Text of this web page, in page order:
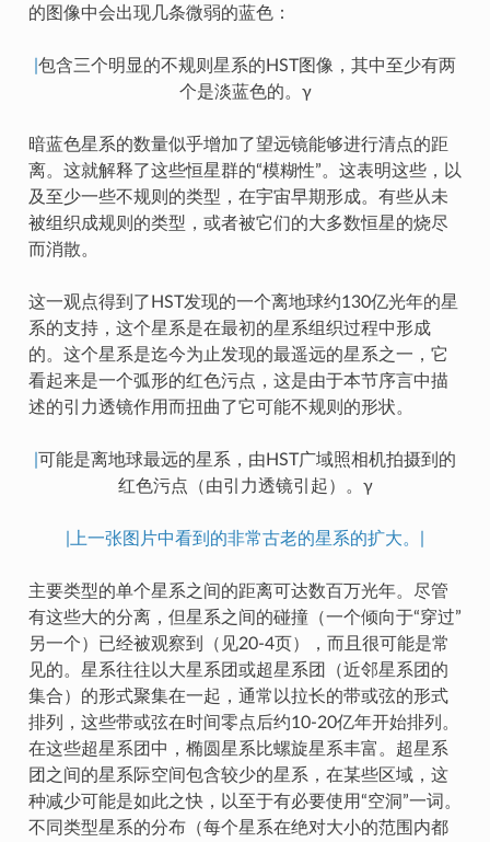
的图像中会出现几条微弱的蓝色：
包含三个明显的不规则星系的HST图像，其中至少有两
个是淡蓝色的。γ
暗蓝色星系的数量似乎增加了望远镜能够进行清点的距
离。这就解释了这些恒星群的“模糊性”。这表明这些，以
及至少一些不规则的类型，在宇宙早期形成。有些从未
被组织成规则的类型，或者被它们的大多数恒星的烧尽
而消散。
这一观点得到了HST发现的一个离地球约130亿光年的星
系的支持，这个星系是在最初的星系组织过程中形成
的。这个星系是迄今为止发现的最遥远的星系之一，它
看起来是一个弧形的红色污点，这是由于本节序言中描
述的引力透镜作用而扭曲了它可能不规则的形状。
可能是离地球最远的星系，由HST广域照相机拍摄到的
红色污点（由引力透镜引起）。γ
|上一张图片中看到的非常古老的星系的扩大。|
主要类型的单个星系之间的距离可达数百万光年。尽管
有这些大的分离，但星系之间的碰撞（一个倾向于“穿过”
另一个）已经被观察到（见20-4页），而且很可能是常
见的。星系往往以大星系团或超星系团（近邻星系团的
集合）的形式聚集在一起，通常以拉长的带或弦的形式
排列，这些带或弦在时间零点后约10-20亿年开始排列。
在这些超星系团中，椭圆星系比螺旋星系丰富。超星系
团之间的星系际空间包含较少的星系，在某些区域，这
种减少可能是如此之快，以至于有必要使用“空洞”一词。
不同类型星系的分布（每个星系在绝对大小的范围内都